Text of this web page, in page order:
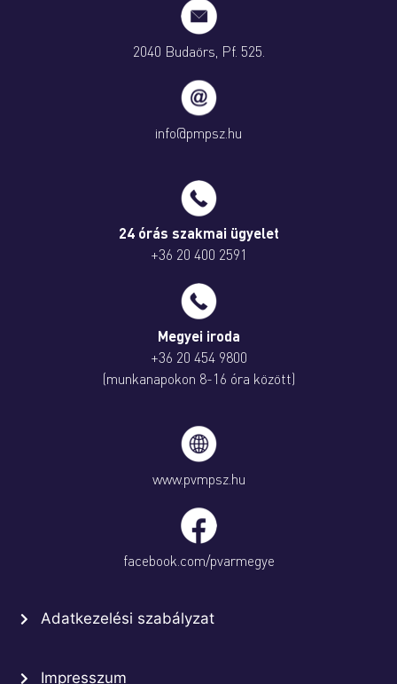
2040 Budaörs, Pf. 525.
info@pmpsz.hu
24 órás szakmai ügyelet
+36 20 400 2591
Megyei iroda
+36 20 454 9800
(munkanapokon 8-16 óra között)
www.pvmpsz.hu
facebook.com/pvarmegye
Adatkezelési szabályzat
Impresszum